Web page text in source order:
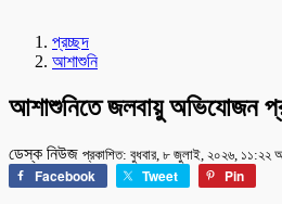
প্রচ্ছদ
আশাশুনি
আশাশুনিতে জলবায়ু অভিযোজন
ডেস্ক নিউজ প্রকাশিত: বুধবার, ৮ জুলাই, ২০২৬, ১১:২২
Facebook Tweet Pin